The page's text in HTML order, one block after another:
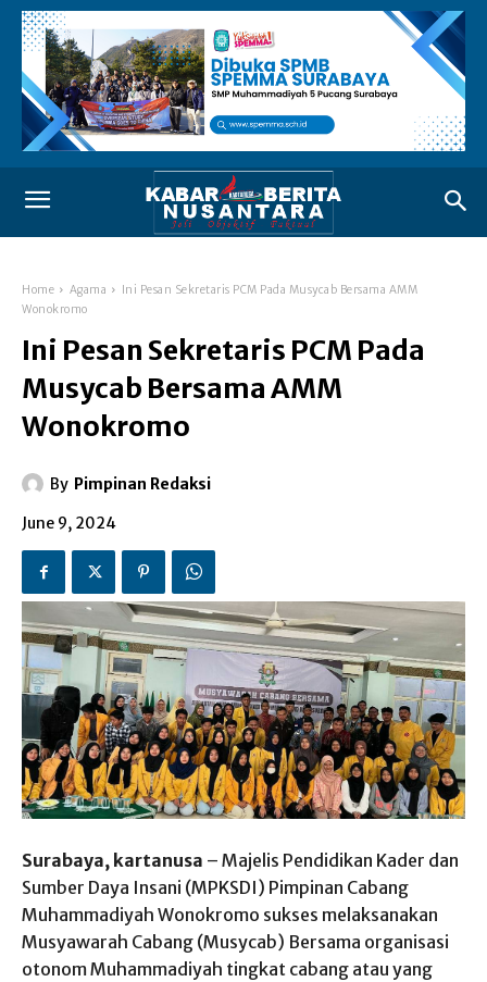
Home Agama
Ini Pesan Sekretaris PCM Pada Musycab Bersama AMM
Wonokromo
Ini Pesan Sekretaris PCM Pada
Musycab Bersama AMM
Wonokromo
By Pimpinan Redaksi
June 9, 2024
Surabaya, kartanusa – Majelis Pendidikan Kader dan
Sumber Daya Insani (MPKSDI) Pimpinan Cabang
Muhammadiyah Wonokromo sukses melaksanakan
Musyawarah Cabang (Musycab) Bersama organisasi
otonom Muhammadiyah tingkat cabang atau yang